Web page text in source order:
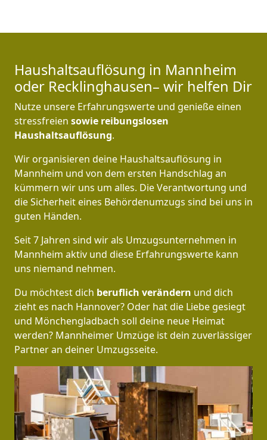
Haushaltsauflösung in Mannheim
oder Recklinghausen– wir helfen Dir
Nutze unsere Erfahrungswerte und genieße einen
stressfreien sowie reibungslosen
Haushaltsauflösung.
Wir organisieren deine Haushaltsauflösung in
Mannheim und von dem ersten Handschlag an
kümmern wir uns um alles. Die Verantwortung und
die Sicherheit eines Behördenumzugs sind bei uns in
guten Händen.
Seit 7 Jahren sind wir als Umzugsunternehmen in
Mannheim aktiv und diese Erfahrungswerte kann
uns niemand nehmen.
Du möchtest dich beruflich verändern und dich
zieht es nach Hannover? Oder hat die Liebe gesiegt
und Mönchen­gladbach soll deine neue Heimat
werden? Mannheimer Umzüge ist dein zuverlässiger
Partner an deiner Umzugsseite.